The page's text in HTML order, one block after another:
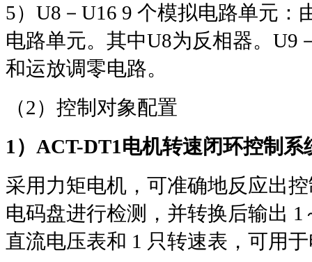
5） U8 － U16 9 个模拟电路单元：
电路单元。其中U8为反相器。 U9
和运放调零电路。
（2）控制对象配置
1） ACT-DT1电机转速闭环控制系
采用力矩电机，可准确地反应出
电码盘进行检测，并转换后输出 1
直流电压表和 1 只转速表，可用